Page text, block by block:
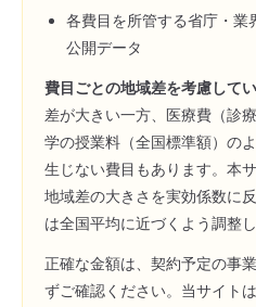
各費目を所管する省庁・業
公開データ
費目ごとの地域差を考慮してい
差が大きい一方、医療費（診
学の授業料（全国標準額）の
生じない費目もあります。本
地域差の大きさを実効係数に
は全国平均に近づくよう調整し
正確な金額は、契約予定の事
ずご確認ください。当サイト